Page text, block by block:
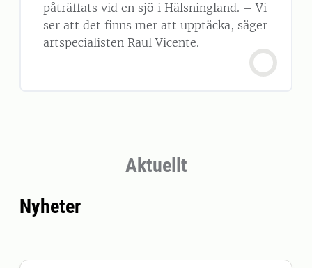
påträffats vid en sjö i Hälsningland. – Vi
ser att det finns mer att upptäcka, säger
artspecialisten Raul Vicente.
Aktuellt
Nyheter